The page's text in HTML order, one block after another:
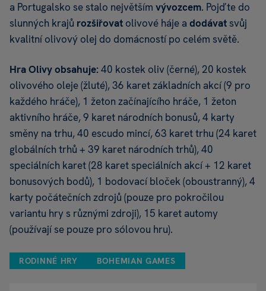
a Portugalsko se stalo největším vývozcem. Pojďte do
slunných krajů rozšiřovat olivové háje a dodávat svůj
kvalitní olivový olej do domácností po celém světě.
Hra Olivy obsahuje: 40 kostek oliv (černé), 20 kostek
olivového oleje (žluté), 36 karet základních akcí (9 pro
každého hráče), 1 žeton začínajícího hráče, 1 žeton
aktivního hráče, 9 karet národních bonusů, 4 karty
směny na trhu, 40 escudo mincí, 63 karet trhu (24 karet
globálních trhů + 39 karet národních trhů), 40
speciálních karet (28 karet speciálních akcí + 12 karet
bonusových bodů), 1 bodovací bloček (oboustranný), 4
karty počátečních zdrojů (pouze pro pokročilou
variantu hry s různými zdroji), 15 karet automy
(používají se pouze pro sólovou hru).
RODINNÉ HRY BOHEMIAN GAMES